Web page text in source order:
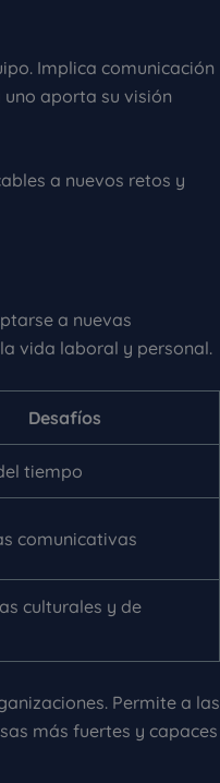
Implica comunicación
aporta su visión
a nuevos retos y
a nuevas
vida laboral y personal.
Desafíos
tiempo
comunicativas
culturales y de
Permite a las
más fuertes y capaces